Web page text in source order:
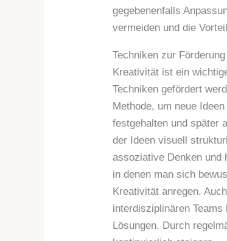
gegebenenfalls
vermeiden und die
Techniken zur
Kreativität ist ein
Techniken gefördert
Methode, um neue
festgehalten und später
der Ideen visuell
assoziative Denken und
in denen man sich
Kreativität anregen.
interdisziplinären
Lösungen. Durch